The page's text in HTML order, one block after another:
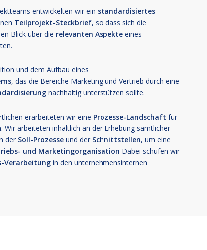
entwickelten wir ein standardisiertes
Teilprojekt-Steckbrief, so dass sich die
Blick über die relevanten Aspekte eines
und dem Aufbau eines
, das die Bereiche Marketing und Vertrieb durch eine
nachhaltig unterstützen sollte.
erarbeiteten wir eine Prozesse-Landschaft für
Wir arbeiteten inhaltlich an der Erhebung sämtlicher
der Soll-Prozesse und der Schnittstellen, um eine
und Marketingorganisation Dabei schufen wir
Verarbeitung in den unternehmensinternen